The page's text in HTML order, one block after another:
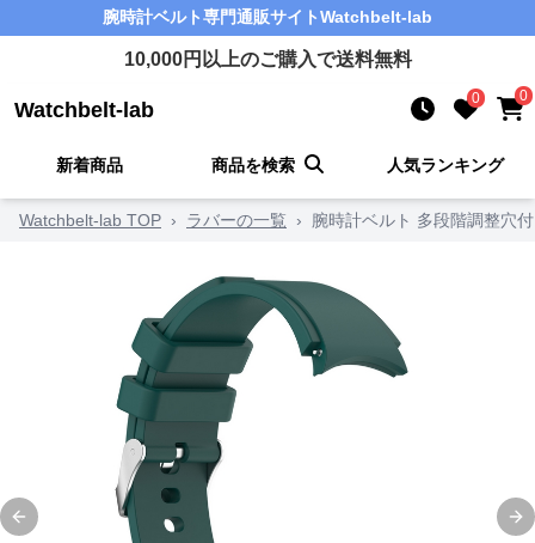
腕時計ベルト専門通販サイトWatchbelt-lab
10,000円以上のご購入で送料無料
Watchbelt-lab 0 0
新着商品 商品を検索 人気ランキング
Watchbelt-lab TOP › ラバーの一覧 › 腕時計ベルト 多段階調整穴
Previous slide